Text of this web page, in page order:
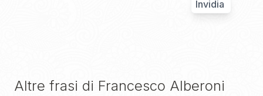
Invidia
Altre frasi di Francesco Alberoni